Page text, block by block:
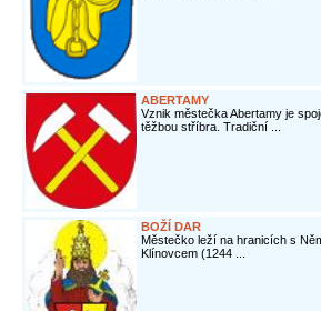
ABERTAMY
Vznik městečka Abertamy je
těžbou stříbra. Tradiční ...
BOŽÍ DAR
Městečko leží na hranicích s
Klínovcem (1244 ...